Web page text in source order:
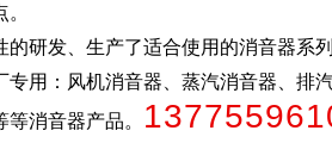
研发、生产了适合使用的消音器系
用：风机消音器、蒸汽消音器、排
消音器产品。